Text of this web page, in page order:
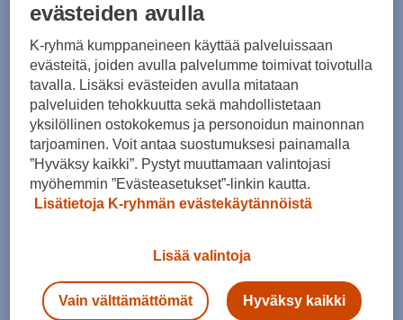
Koko
S M L XL XXL
Kokotaulukko
Verkkokauppa: Myymälät: Saatavilla
evästeiden avulla
K-ryhmä kumppaneineen käyttää palveluissaan
evästeitä, joiden avulla palvelumme toimivat toivotulla
tavalla. Lisäksi evästeiden avulla mitataan
palveluiden tehokkuutta sekä mahdollistetaan
yksilöllinen ostokokemus ja personoidun mainonnan
tarjoaminen. Voit antaa suostumuksesi painamalla
”Hyväksy kaikki”. Pystyt muuttamaan valintojasi
myöhemmin ”Evästeasetukset”-linkin kautta.
Lisätietoja K-ryhmän evästekäytännöistä
Lisää valintoja
Vain välttämättömät Hyväksy kaikki